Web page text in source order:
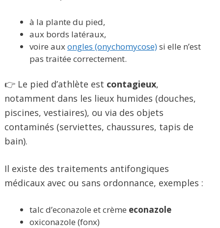
à la plante du pied,
aux bords latéraux,
voire aux ongles (onychomycose)si elle n’est
pas traitée correctement.
👉 Le pied d’athlète est contagieux,
notamment dans les lieux humides (douches,
piscines, vestiaires), ou via des objets
contaminés (serviettes, chaussures, tapis de
bain).
Il existe des traitements antifongiques
médicaux avec ou sans ordonnance, exemples :
talc d’econazole et crème econazole
oxiconazole (fonx)